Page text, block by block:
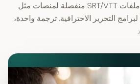
التواصل الاجتماعي، أو ملفات SRT/VTT منفصلة لمنصات مثل
YouTube، أو FCPXML لبرامج التحرير الاحترافية. ترجمة واحدة،